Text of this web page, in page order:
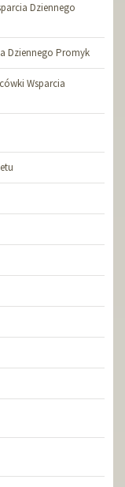
Dziennego
Dziennego Promyk
Wsparcia